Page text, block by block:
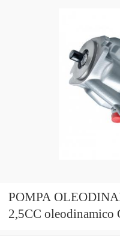
POMPA
2,5CC oleodinamico